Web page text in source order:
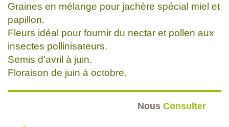
Graines en mélange pour jachère spécial miel et
papillon.
Fleurs idéal pour fournir du nectar et pollen aux
insectes pollinisateurs.
Semis d'avril à juin.
Floraison de juin à octobre.
Nous Consulter